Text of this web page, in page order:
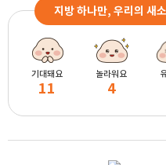
지방 하나만, 우리의 새
기대돼요
11
놀라워요
4